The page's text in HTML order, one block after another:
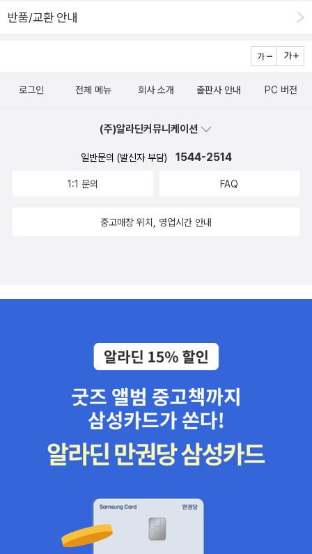
시 시리즈를 자꾸 더 읽고 싶게 만드는 요인은 로맨스! 1권인 <험담꾼
권 <무뢰한의 죽음>에서 본격적으로 로맨스 분위기를 탔네 탔어! ‘닳
아빠진 경찰 제복만 벗으면 근사한 미남자’인 맥베스 순경과 로흐두
마을 지주의 딸 프리실라와의 관계가 앞으로 어떻게 전개될 지 정말
에게는 로맨스가 없었기에 중간에 빼먹은 작품도 몇몇 있다. 하하하.
두 편의 외전까지 합해서 모두 35권이 발표되었다고 한다. 30년이 넘
는 세월 동안 수많은 독자들의 마음을 사로잡아 왔다는데, 이제 거기
'따뜻한 인간적 이야기'를 놓치지 않은 작품이다. 매그레가 어떤 인물
라고 할 수 있다. 다양한 사건에, 다양한 의문점에, 다양한 이야기가
레 시, 홀로 죽다』와 『생폴리엥에 지다』는 아쉽게도 인상이 부족했
진짜 재미가 무엇인지 가르쳐준 책이었다. 그리고 인상에 남는 그 장
던 때였다. 누런 개의 미스테리, 연쇄살인과 같이 점점 진화하는 미스
테리를 볼 수 있었다. 『교차로의 밤』의 첫 부분, 심문 장면이 기억에
었다. 심농이 이 소설의 첫 부분을 매우 흥미롭고 인상 깊게 시작한다
반품/교환 안내
로그인 전체 메뉴 회사 소개 출판사 안내 PC 버전
(주)알라딘커뮤니케이션
일반문의 (발신자 부담) 1544-2514
1:1 문의 FAQ
중고매장 위치, 영업시간 안내